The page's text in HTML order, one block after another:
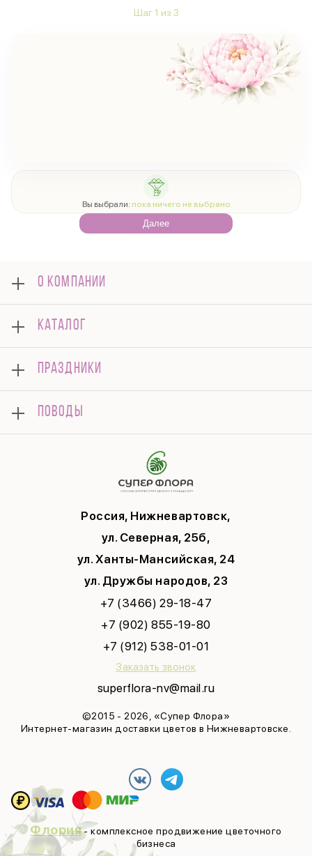
Шаг1 из 3
Вы выбрали: пока ничего не выбрано
Далее
Россия, Нижневартовск,
ул. Северная, 25б,
ул. Ханты-Мансийская, 24
ул. Дружбы народов, 23
+7 (3466) 29-18-47
+7 (902) 855-19-80
+7 (912) 538-01-01
Заказать звонок
superflora-nv@mail.ru
©2015 - 2026, «Супер Флора»
Интернет-магазин доставки цветов в Нижневартовске.
О КОМПАНИИ
Оплата
Отзывы
Гарантии
Доставка
Корпоративным клиентам
Вопросы и ответы
Политика конфиденциальности
Соглашение на рекламу
КАТАЛОГ
Розы
Композиции
Комнатные
Подарки
Открытки
ПРАЗДНИКИ
14 февраля
День Матери
ПОВОДЫ
Флория- комплексное продвижение цветочного
бизнеса